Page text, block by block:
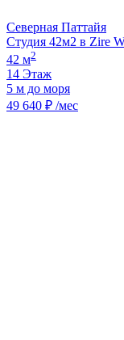
Северная Паттайя
Студия 42м2 в Zire
42 м2
14 Этаж
5 м до моря
49 640 ₽ /мес